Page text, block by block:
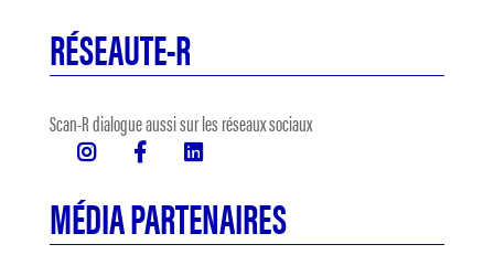
RÉSEAUTE-R
Scan-R dialogue aussi sur les réseaux sociaux
MÉDIA PARTENAIRES